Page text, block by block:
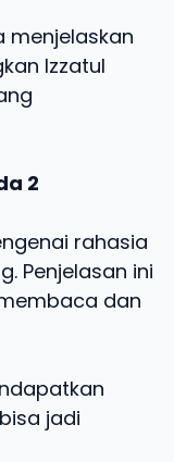
menjelaskan
Izzatul
2
rahasia
Penjelasan ini
dan
jadi